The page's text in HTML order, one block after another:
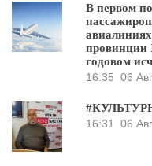
В первом
провинции
годовом
16:35 06
16:31
06